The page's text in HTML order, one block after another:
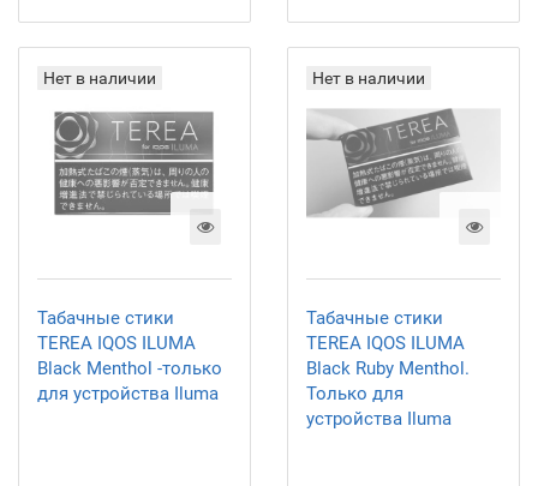
Нет в наличии
Табачные стики
TEREA IQOS ILUMA
Black Menthol -только
для устройства Iluma
Нет в наличии
Табачные стики
TEREA IQOS ILUMA
Black Ruby Menthol.
Только для
устройства Iluma